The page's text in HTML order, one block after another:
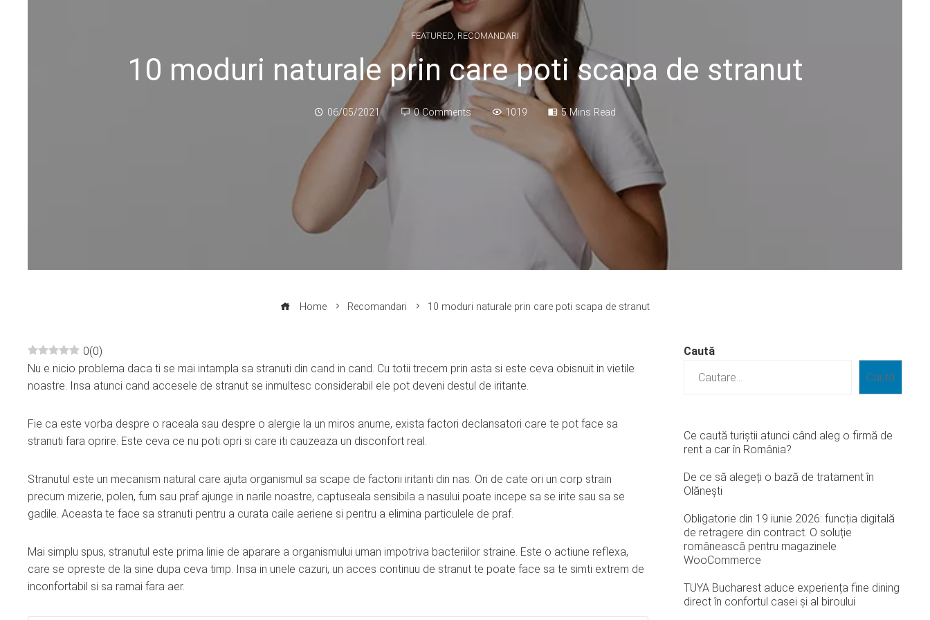
FEATURED, RECOMANDARI
10 moduri naturale prin care poti scapa de stranut
06/05/2021 0 Comments 1019 5 Mins Read
Home Recomandari 10 moduri naturale prin care poti scapa de stranut
0(0)
Nu e nicio problema daca ti se mai intampla sa stranuti din cand in cand. Cu totii trecem prin asta si este ceva obisnuit in vietile
noastre. Insa atunci cand accesele de stranut se inmultesc considerabil ele pot deveni destul de iritante.
Fie ca este vorba despre o raceala sau despre o alergie la un miros anume, exista factori declansatori care te pot face sa
stranuti fara oprire. Este ceva ce nu poti opri si care iti cauzeaza un disconfort real.
Stranutul este un mecanism natural care ajuta organismul sa scape de factorii iritanti din nas. Ori de cate ori un corp strain
precum mizerie, polen, fum sau praf ajunge in narile noastre, captuseala sensibila a nasului poate incepe sa se irite sau sa se
gadile. Aceasta te face sa stranuti pentru a curata caile aeriene si pentru a elimina particulele de praf.
Mai simplu spus, stranutul este prima linie de aparare a organismului uman impotriva bacteriilor straine. Este o actiune reflexa,
care se opreste de la sine dupa ceva timp. Insa in unele cazuri, un acces continuu de stranut te poate face sa te simti extrem de
inconfortabil si sa ramai fara aer.
Caută
Caută
Ce caută turiștii atunci când aleg o firmă de
rent a car în România?
De ce să alegeți o bază de tratament în
Olănești
Obligatorie din 19 iunie 2026: funcția digitală
de retragere din contract. O soluție
românească pentru magazinele
WooCommerce
TUYA Bucharest aduce experiența fine dining
direct în confortul casei și al biroului